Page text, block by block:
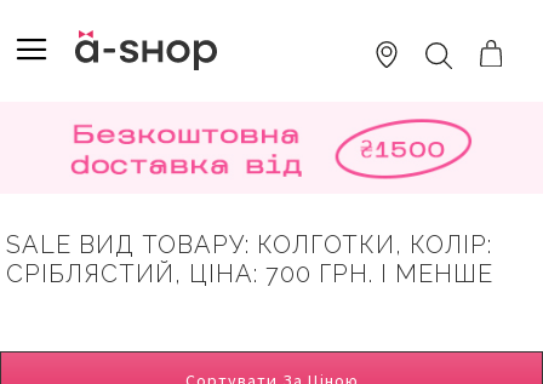
TO
CONTENT
ПОШУК
SALE ВИД ТОВАРУ: КОЛГОТКИ, КОЛІР:
СРІБЛЯСТИЙ, ЦІНА: 700 ГРН. І МЕНШЕ